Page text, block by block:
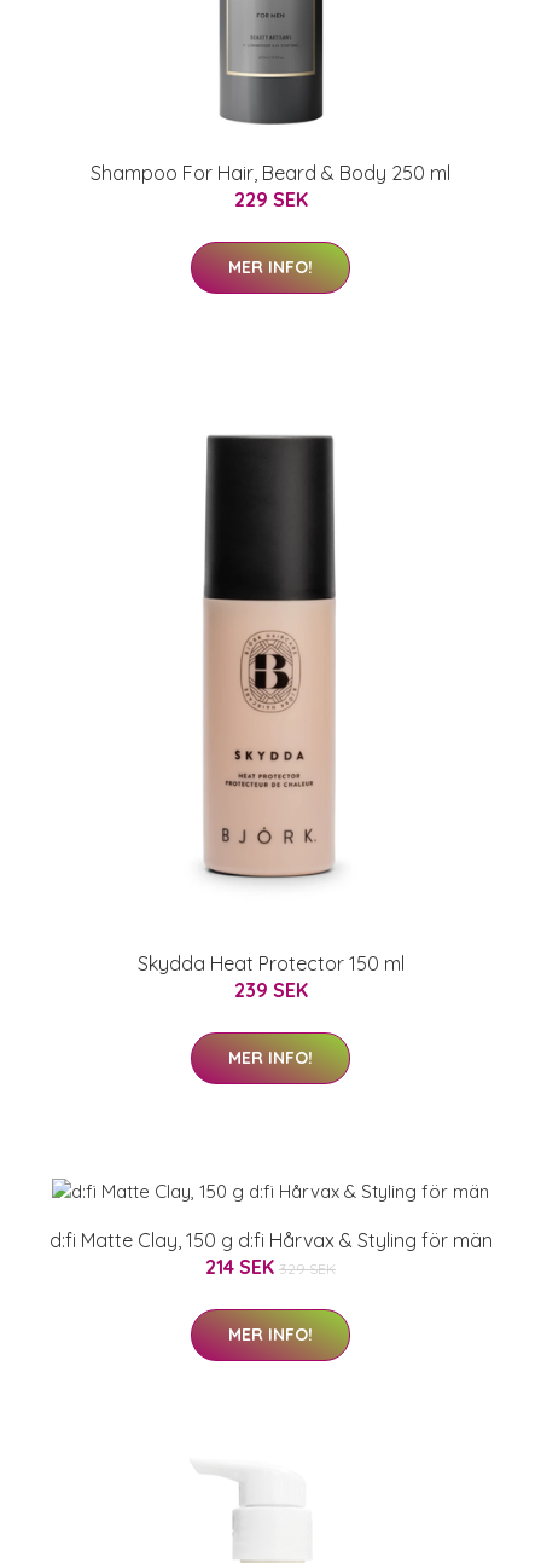
Shampoo For Hair, Beard & Body 250 ml
229 SEK
MER INFO!
Skydda Heat Protector 150 ml
239 SEK
MER INFO!
d:fi Matte Clay, 150 g d:fi Hårvax & Styling för män
214 SEK 329 SEK
MER INFO!